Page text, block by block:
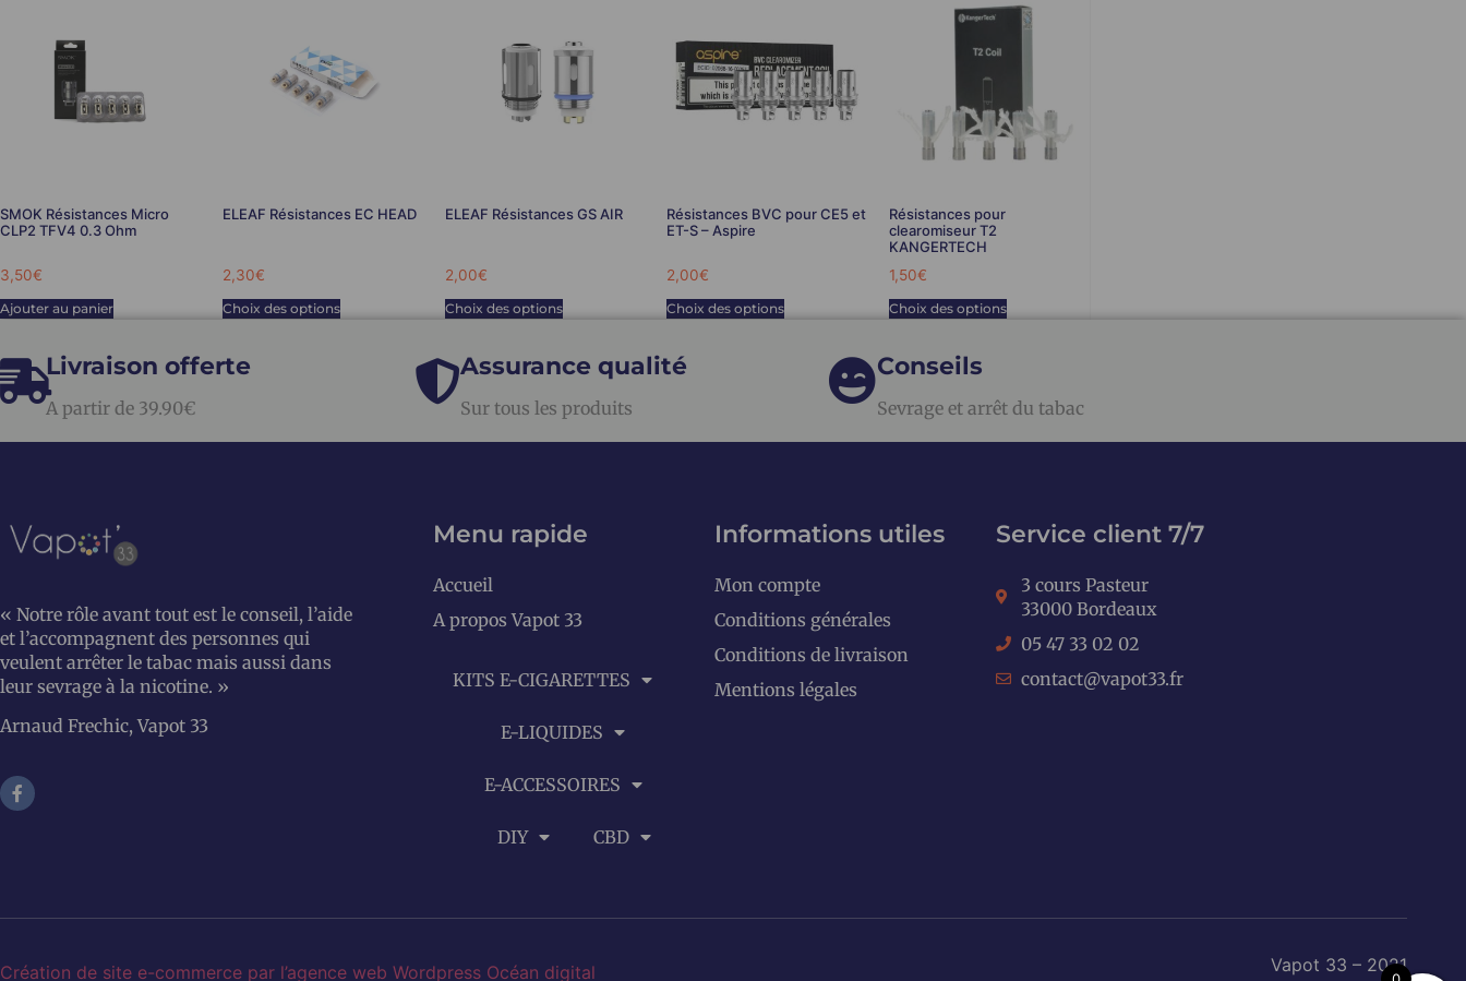
SMOK Résistances Micro
CLP2 TFV4 0.3 Ohm
3,50€
Ajouter au panier
ELEAF Résistances EC HEAD
2,30€
Choix des options
ELEAF Résistances GS AIR
2,00€
Choix des options
Résistances BVC pour CE5 et
ET-S – Aspire
2,00€
Choix des options
Résistances pour
clearomiseur T2
KANGERTECH
1,50€
Choix des options
Livraison offerte
A partir de 39.90€
Assurance qualité
Sur tous les produits
Conseils
Sevrage et arrêt du tabac
« Notre rôle avant tout est le conseil, l’aide
et l’accompagnent des personnes qui
veulent arrêter le tabac mais aussi dans
leur sevrage à la nicotine. »
Arnaud Frechic, Vapot 33
Menu rapide
Accueil
A propos Vapot 33
KITS E-CIGARETTES
E-LIQUIDES
E-ACCESSOIRES
DIY CBD
Informations utiles
Mon compte
Conditions générales
Conditions de livraison
Mentions légales
Service client 7/7
3 cours Pasteur
33000 Bordeaux
05 47 33 02 02
contact@vapot33.fr
Création de site e-commerce par l’agence web Wordpress Océan digital Vapot 33 – 2021